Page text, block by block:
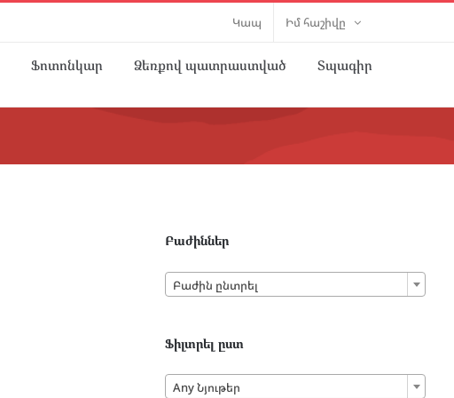
Կապ Իմ հաշիվը
Ֆոտոնկար Ձեռքով պատրաստված Տպագիր
Բաժիններ
Բաժին ընտրել
Ֆիլտրել ըստ
Any Նյութեր